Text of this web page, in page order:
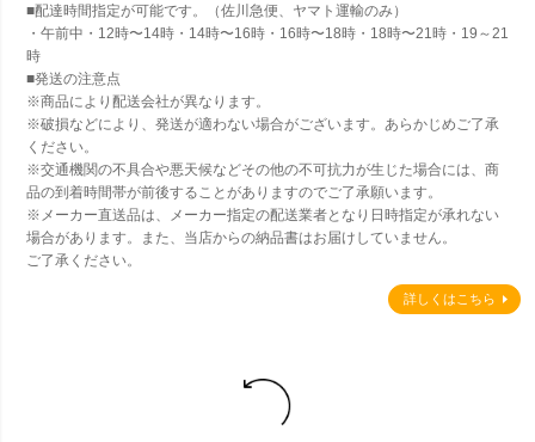
■配達時間指定が可能です。（佐川急便、ヤマト運輸のみ）
・午前中・12時〜14時・14時〜16時・16時〜18時・18時〜21時・19～21
時
■発送の注意点
※商品により配送会社が異なります。
※破損などにより、発送が適わない場合がございます。あらかじめご了承
ください。
※交通機関の不具合や悪天候などその他の不可抗力が生じた場合には、商
品の到着時間帯が前後することがありますのでご了承願います。
※メーカー直送品は、メーカー指定の配送業者となり日時指定が承れない
場合があります。また、当店からの納品書はお届けしていません。
ご了承ください。
詳しくはこちら